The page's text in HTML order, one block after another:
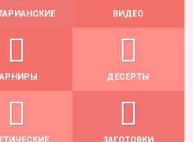
ВИДЕО
ДЕСЕРТЫ